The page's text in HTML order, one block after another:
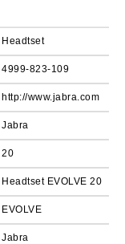
Headtset
4999-823-109
http://www.jabra.com
Jabra
20
Headtset EVOLVE 20
EVOLVE
Jabra